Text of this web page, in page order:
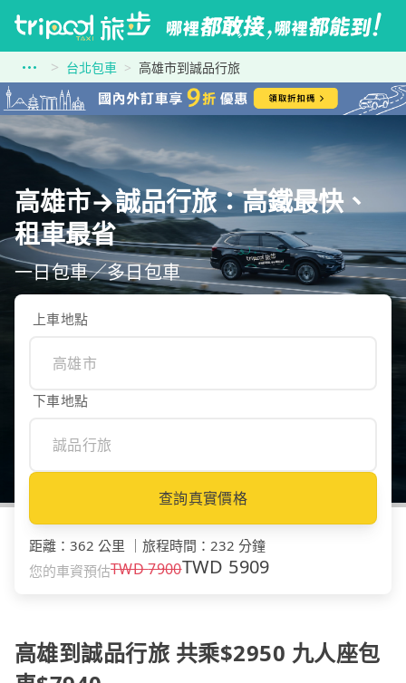
台北包車 高雄市到誠品行旅
高雄市→誠品行旅：高鐵最快、
租車最省
一日包車／多日包車
上車地點
下車地點
查詢真實價格
距離 ： 362 公里 旅程時間 ： 232 分鐘
您的車資預估TWD7900TWD 5909
高雄到誠品行旅 共乘$2950 九人座包